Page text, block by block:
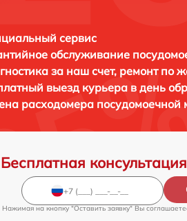
сервис
обслуживание
за наш счет, ремонт по
выезд курьера в день
расходомера
Бесплатная
Нажимая на кнопку "Оставить заявку" Вы